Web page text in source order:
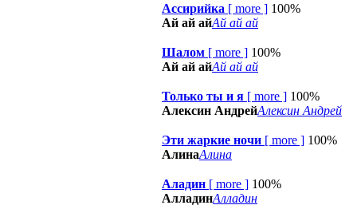
Ассирийка [ more ] 100%
Ай ай айАй ай ай
Шалом [ more ] 100%
Ай ай айАй ай ай
Только ты и я [ more ] 100%
Алексин АндрейАлексин Андрей
Эти жаркие ночи [ more ] 100%
АлинаАлина
Аладин [ more ] 100%
АлладинАлладин